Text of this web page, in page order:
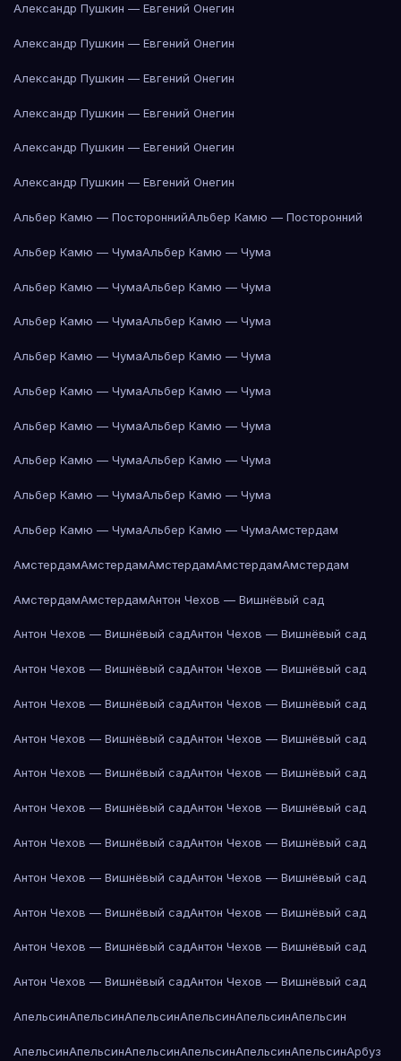
Александр Пушкин — Евгений Онегин
Александр Пушкин — Евгений Онегин
Александр Пушкин — Евгений Онегин
Александр Пушкин — Евгений Онегин
Александр Пушкин — Евгений Онегин
Александр Пушкин — Евгений Онегин
Альбер Камю — ПостороннийАльбер Камю — Посторонний
Альбер Камю — ЧумаАльбер Камю — Чума
Альбер Камю — ЧумаАльбер Камю — Чума
Альбер Камю — ЧумаАльбер Камю — Чума
Альбер Камю — ЧумаАльбер Камю — Чума
Альбер Камю — ЧумаАльбер Камю — Чума
Альбер Камю — ЧумаАльбер Камю — Чума
Альбер Камю — ЧумаАльбер Камю — Чума
Альбер Камю — ЧумаАльбер Камю — Чума
Альбер Камю — ЧумаАльбер Камю — ЧумаАмстердам
АмстердамАмстердамАмстердамАмстердамАмстердам
АмстердамАмстердамАнтон Чехов — Вишнёвый сад
Антон Чехов — Вишнёвый садАнтон Чехов — Вишнёвый сад
Антон Чехов — Вишнёвый садАнтон Чехов — Вишнёвый сад
Антон Чехов — Вишнёвый садАнтон Чехов — Вишнёвый сад
Антон Чехов — Вишнёвый садАнтон Чехов — Вишнёвый сад
Антон Чехов — Вишнёвый садАнтон Чехов — Вишнёвый сад
Антон Чехов — Вишнёвый садАнтон Чехов — Вишнёвый сад
Антон Чехов — Вишнёвый садАнтон Чехов — Вишнёвый сад
Антон Чехов — Вишнёвый садАнтон Чехов — Вишнёвый сад
Антон Чехов — Вишнёвый садАнтон Чехов — Вишнёвый сад
Антон Чехов — Вишнёвый садАнтон Чехов — Вишнёвый сад
Антон Чехов — Вишнёвый садАнтон Чехов — Вишнёвый сад
АпельсинАпельсинАпельсинАпельсинАпельсинАпельсин
АпельсинАпельсинАпельсинАпельсинАпельсинАпельсинАрбуз